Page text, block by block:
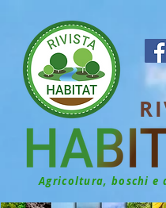
Agricoltura, boschi e